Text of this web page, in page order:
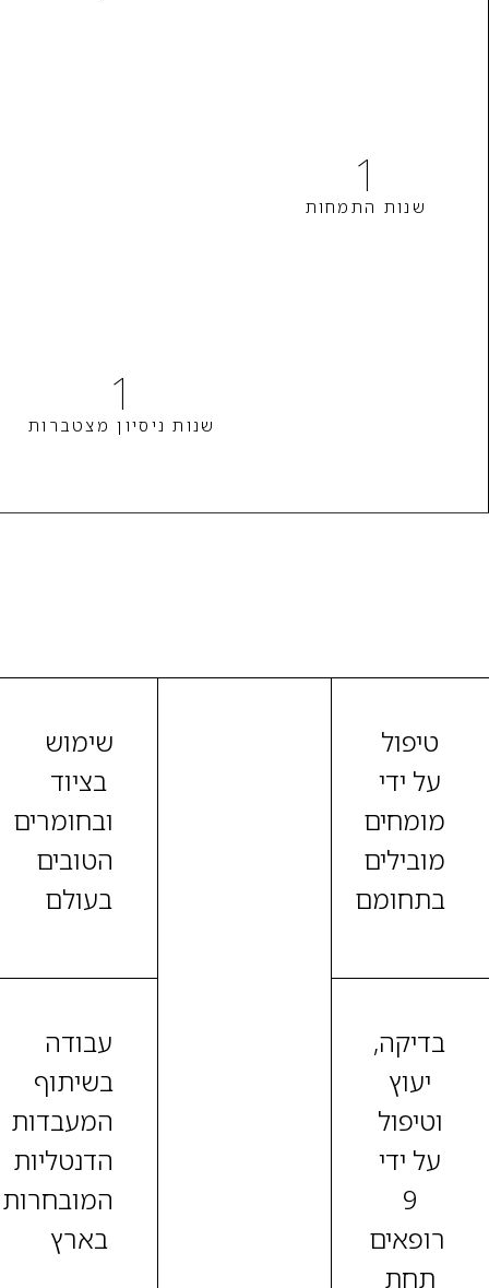
שנות התמחות
1
שנות ניסיון מצטברות
1
טיפול
על ידי
מומחים
מובילים
בתחומם
בדיקה,
יעוץ
וטיפול
על ידי
9
רופאים
תחת
שימוש
בציוד
ובחומרים
הטובים
בעולם
עבודה
בשיתוף
המעבדות
הדנטליות
המובחרות
בארץ